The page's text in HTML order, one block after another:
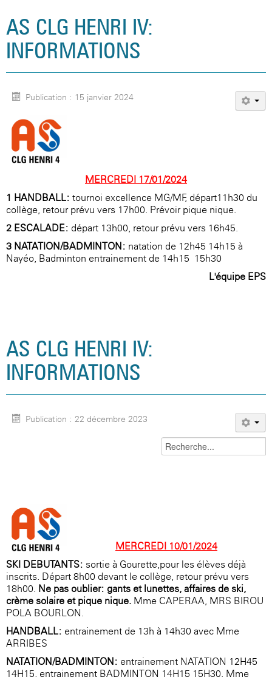
AS CLG HENRI IV:
INFORMATIONS
Publication : 15 janvier 2024
MERCREDI 17/01/2024
1-HANDBALL: tournoi excellence MG/MF, départ11h30 du
collège, retour prévu vers 17h00. Prévoir pique nique.
2-ESCALADE: départ 13h00, retour prévu vers 16h45.
3-NATATION/BADMINTON: natation de 12h45-14h15 à
Nayéo, Badminton entrainement de 14h15 -15h30
L'équipe EPS
AS CLG HENRI IV:
INFORMATIONS
Publication : 22 décembre 2023
MERCREDI 10/01/2024
SKI DEBUTANTS: sortie à Gourette,pour les élèves déjà
inscrits. Départ 8h00 devant le collège, retour prévu vers
18h00. Ne pas oublier: gants et lunettes, affaires de ski,
crème solaire et pique-nique. Mme CAPERAA, MRS BIROU
POLA BOURLON.
HANDBALL: entrainement de 13h à 14h30 avec Mme
ARRIBES
NATATION/BADMINTON: entrainement NATATION 12H45-
14H15, entrainement BADMINTON 14H15-15H30. Mme